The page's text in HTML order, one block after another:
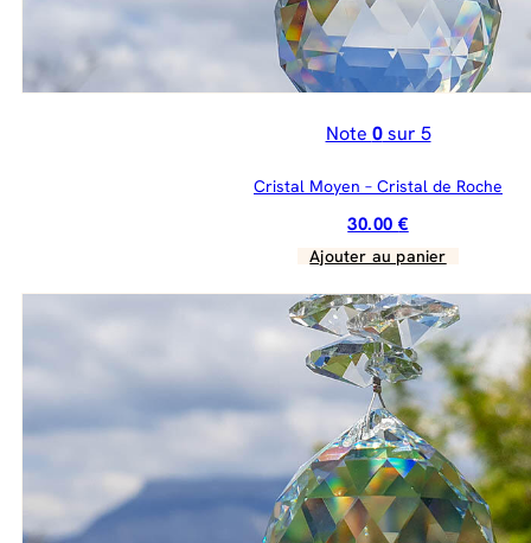
Note 0sur 5
Cristal Moyen – Cristal de Roche
30.00€
Ajouter au panier